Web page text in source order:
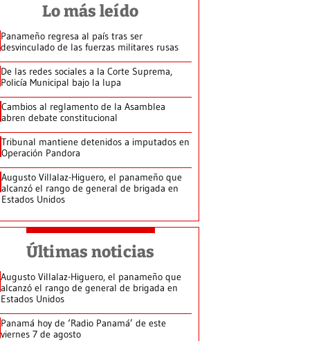
Lo más leído
Panameño regresa al país tras ser
desvinculado de las fuerzas militares rusas
De las redes sociales a la Corte Suprema,
Policía Municipal bajo la lupa
Cambios al reglamento de la Asamblea
abren debate constitucional
Tribunal mantiene detenidos a imputados en
Operación Pandora
Augusto Villalaz-Higuero, el panameño que
alcanzó el rango de general de brigada en
Estados Unidos
Últimas noticias
Augusto Villalaz-Higuero, el panameño que
alcanzó el rango de general de brigada en
Estados Unidos
Panamá hoy de ‘Radio Panamá’ de este
viernes 7 de agosto